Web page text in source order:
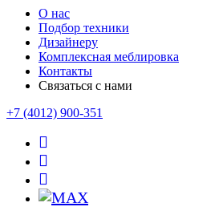
О нас
Подбор техники
Дизайнеру
Комплексная меблировка
Контакты
Связаться с нами
+7 (4012) 900-351